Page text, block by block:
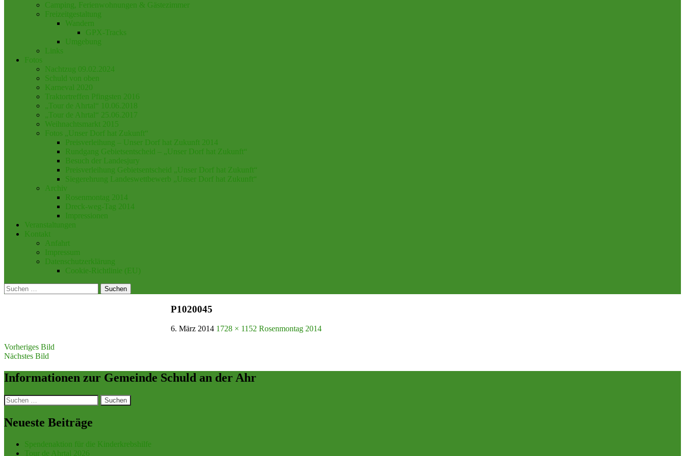
Camping, Ferienwohnungen & Gästezimmer
Freizeitgestaltung
Wandern
GPX-Tracks
Umgebung
Links
Fotos
Nachtzug 09.02.2024
Schuld von oben
Karneval 2020
Traktortreffen Pfingsten 2016
„Tour de Ahrtal“ 10.06.2018
„Tour de Ahrtal“ 25.06.2017
Weihnachtsmarkt 2015
Fotos „Unser Dorf hat Zukunft“
Preisverleihung – Unser Dorf hat Zukunft 2014
Rundgang Gebietsentscheid – „Unser Dorf hat Zukunft“
Besuch der Landesjury
Preisverleihung Gebietsentscheid „Unser Dorf hat Zukunft“
Siegerehrung Landeswettbewerb „Unser Dorf hat Zukunft“
Archiv
Rosenmontag 2014
Dreck-weg-Tag 2014
Impressionen
Veranstaltungen
Kontakt
Anfahrt
Impressum
Datenschutzerklärung
Cookie-Richtlinie (EU)
Suchen
nach:
P1020045
6. März 2014 1728 × 1152 Rosenmontag 2014
Vorheriges Bild
Nächstes Bild
Informationen zur Gemeinde Schuld an der Ahr
Suchen
nach:
Neueste Beiträge
Spendenaktion für die Kinderkrebshilfe
Tour de Ahrtal 2026